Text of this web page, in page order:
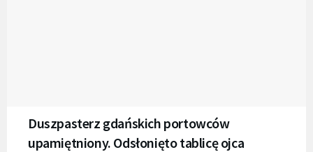
Duszpasterz gdańskich portowców
upamiętniony. Odsłonięto tablicę ojca